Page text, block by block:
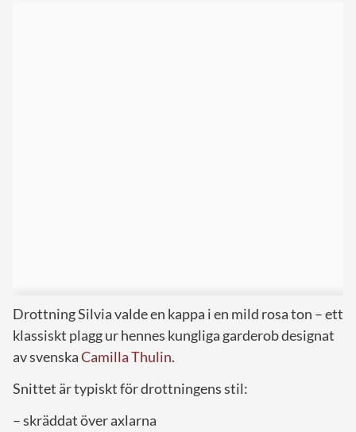
Drottning Silvia valde en kappa i en mild rosa ton – ett
klassiskt plagg ur hennes kungliga garderob designat
av svenskaCamilla Thulin.
Snittet är typiskt för drottningens stil:
– skräddat över axlarna